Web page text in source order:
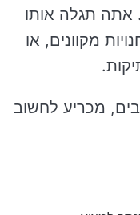
אתה תגלה אותו
מקוונים, או
מכריע לחשוב